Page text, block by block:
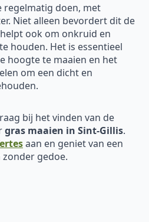
regelmatig doen, met
Niet alleen bevordert dit de
ook om onkruid en
houden. Het is essentieel
hoogte te maaien en het
om een dicht en
bij het vinden van de
gras maaien in Sint-Gillis.
aan en geniet van een
gedoe.